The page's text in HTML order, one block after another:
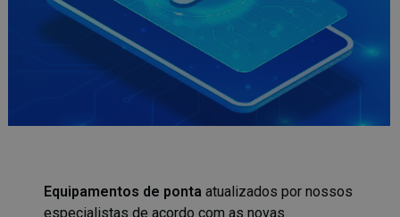
Equipamentos de ponta atualizados por nossos
especialistas de acordo com as novas